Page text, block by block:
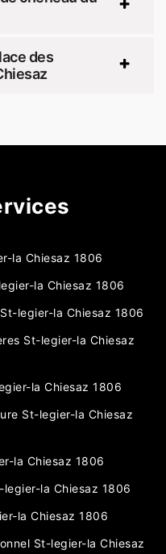
des
la Chiesaz 1806
la Chiesaz 1806
legier-la Chiesaz 1806
St-legier-la Chiesaz
la Chiesaz 1806
St-legier-la Chiesaz
la Chiesaz 1806
la Chiesaz 1806
la Chiesaz 1806
St-legier-la Chiesaz